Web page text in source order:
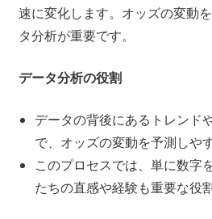
速に変化します。オッズの変動
タ分析が重要です。
データ分析の役割
データの背後にあるトレンド
で、オッズの変動を予測しや
このプロセスでは、単に数字
たちの直感や経験も重要な役